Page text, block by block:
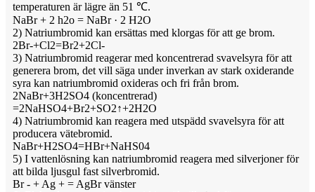
temperaturen är lägre än 51 ℃.
NaBr + 2 h2o = NaBr · 2 H2O
2) Natriumbromid kan ersättas med klorgas för att ge brom.
2Br-+Cl2=Br2+2Cl-
3) Natriumbromid reagerar med koncentrerad svavelsyra för att
generera brom, det vill säga under inverkan av stark oxiderande
syra kan natriumbromid oxideras och fri från brom.
2NaBr+3H2SO4 (koncentrerad)
=2NaHSO4+Br2+SO2↑+2H2O
4) Natriumbromid kan reagera med utspädd svavelsyra för att
producera vätebromid.
NaBr+H2SO4=HBr+NaHS04
5) I vattenlösning kan natriumbromid reagera med silverjoner för
att bilda ljusgul fast silverbromid.
Br - + Ag + = AgBr vänster